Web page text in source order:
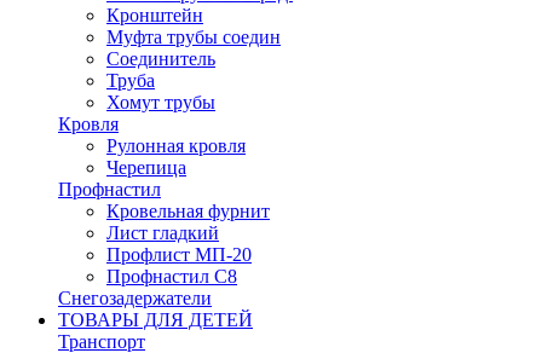
Кронштейн
Муфта трубы соедин
Соединитель
Труба
Хомут трубы
Кровля
Рулонная кровля
Черепица
Профнастил
Кровельная фурнит
Лист гладкий
Профлист МП-20
Профнастил С8
Снегозадержатели
ТОВАРЫ ДЛЯ ДЕТЕЙ
Транспорт